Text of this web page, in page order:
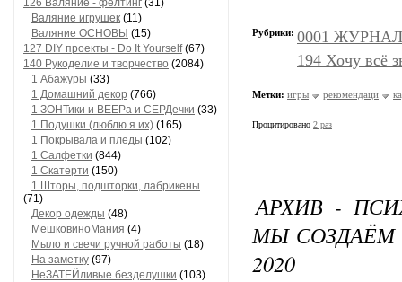
126 Валяние - фелтинг (31)
Валяние игрушек (11)
Валяние ОСНОВЫ (15)
127 DIY проекты - Do It Yourself(67)
140 Рукоделие и творчество (2084)
1 Абажуры (33)
1 Домашний декор (766)
1 ЗОНТики и ВЕЕРа и СЕРДечки (33)
1 Подушки (люблю я их) (165)
1 Покрывала и пледы (102)
1 Салфетки (844)
1 Скатерти (150)
1 Шторы, подшторки, лабрикены
(71)
Декор одежды (48)
МешковиноМания (4)
Мыло и свечи ручной работы (18)
На заметку (97)
НеЗАТЕЙливые безделушки (103)
Рубрики: 0001
194 Хочу всё
Метки: игры рекомендаци
Процитировано 2 раз
АРХИВ -
МЫ СОЗДАЁМ
2020